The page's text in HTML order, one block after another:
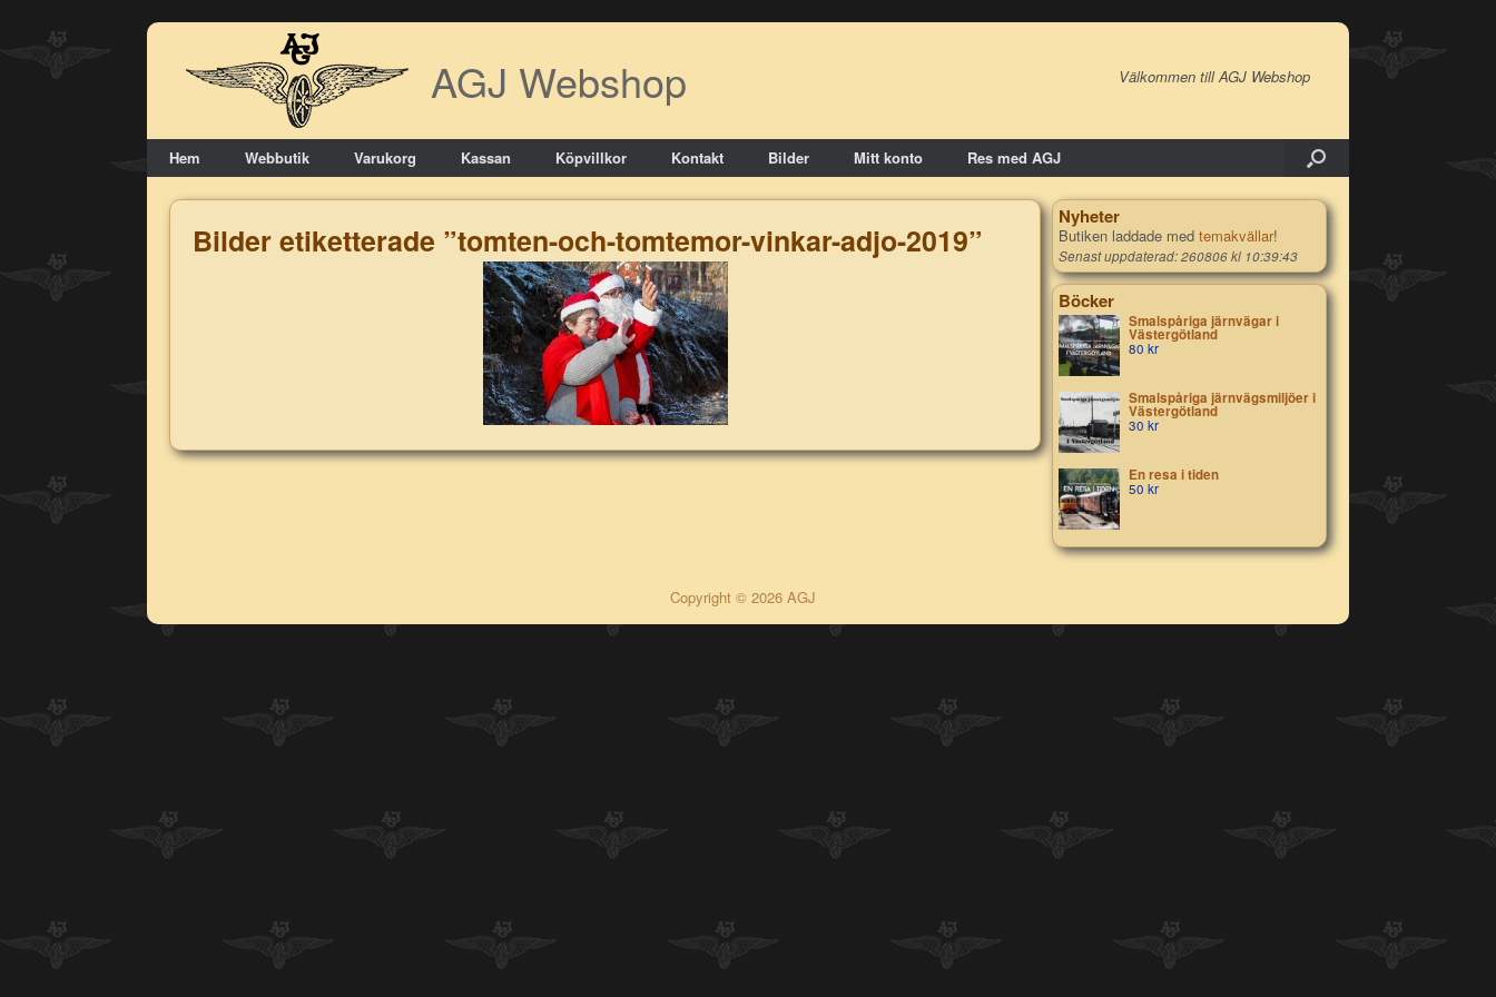
Skip
content
AGJ Webshop Välkommen till AGJ Webshop
Hem Webbutik Varukorg Kassan Köpvillkor Kontakt Bilder Mitt konto Res med AGJ
Bilder etiketterade ”tomten-och-tomtemor-vinkar-adjo-2019”
Nyheter
Butiken laddade med temakvällar!
Senast uppdaterad: 260806 kl 10:39:43
Böcker
Smalspåriga järnvägar i
Västergötland
80 kr
Smalspåriga järnvägsmiljöer i
Västergötland
30 kr
En resa i tiden
50 kr
Copyright © 2026 AGJ